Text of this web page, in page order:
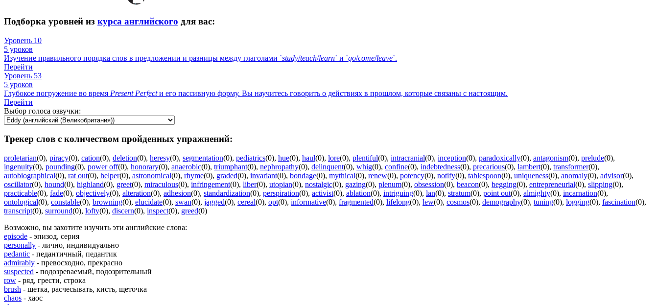
Подборка уровней из курса английского для вас:
Уровень 10
5 уроков
Изучение правильного порядка слов в предложении и разницы между глаголами `study/teach/learn` и `go/come/leave`.
Перейти
Уровень 53
5 уроков
Глубокое погружение во время Present Perfectи его пассивную форму. Вы научитесь говорить о действиях в прошлом, которые связаны с настоящим.
Перейти
Выбор голоса озвучки:
Трекер слов с количеством пройденных упражнений:
proletarian(0), piracy(0), cation(0), deletion(0), heresy(0), segmentation(0), pediatrics(0), hue(0), haul(0), lore(0), plentiful(0), intracranial(0), inception(0), paradoxically(0), antagonism(0), prelude(0),
ingenuity(0), pounding(0), power off(0), honorary(0), anaerobic(0), triumphant(0), nephropathy(0), delinquent(0), whig(0), confine(0), indebtedness(0), precarious(0), lambert(0), transformer(0),
autobiographical(0), rat out(0), helper(0), astronomical(0), rhyme(0), graded(0), invariant(0), bondage(0), mythical(0), renew(0), potency(0), notify(0), tablespoon(0), uniqueness(0), anomaly(0), advisor(0),
oscillator(0), hound(0), highland(0), greet(0), miraculous(0), infringement(0), liber(0), utopian(0), nostalgic(0), gazing(0), plenum(0), obsession(0), beacon(0), begging(0), entrepreneurial(0), slipping(0),
practicable(0), fade(0), objectively(0), alteration(0), adhesion(0), standardization(0), perspiration(0), activist(0), ablation(0), intriguing(0), lan(0), stratum(0), point out(0), almighty(0), incarnation(0),
ontological(0), constable(0), browning(0), elucidate(0), swan(0), jagged(0), cereal(0), opt(0), informative(0), fragmented(0), lifelong(0), lew(0), cosmos(0), demography(0), tuning(0), logging(0), fascination(0),
transcript(0), surround(0), lofty(0), discern(0), inspect(0), greed(0)
Возможно, вы захотите изучить эти английские слова:
episode - эпизод, серия
personally - лично, индивидуально
pedantic - педантичный, педантик
admirably - превосходно, прекрасно
suspected - подозреваемый, подозрительный
row - ряд, грести, строка
brush - щетка, расчесывать, кисть, щеточка
chaos - хаос